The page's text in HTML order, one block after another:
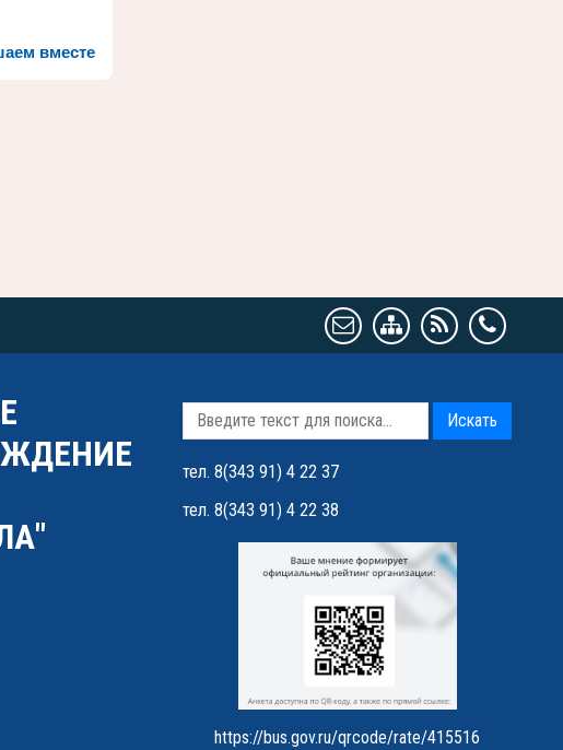
вместе
Искать
тел. 8(343 91) 4 22 37
тел. 8(343 91) 4 22 38
https://bus.gov.ru/qrcode/rate/415516